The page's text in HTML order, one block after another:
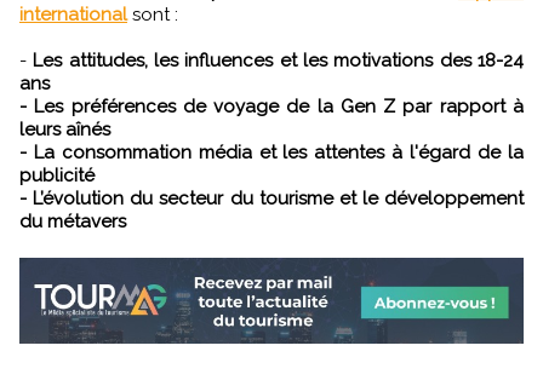
internationalsont :
- Les attitudes, les influences et les motivations des 18-24
ans
- Les préférences de voyage de la Gen Z par rapport à
leurs aînés
- La consommation média et les attentes à l'égard de la
publicité
- L’évolution du secteur du tourisme et le développement
du métavers